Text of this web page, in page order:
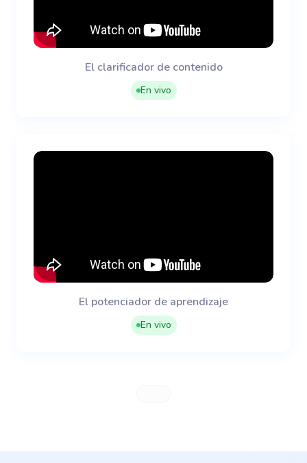
El clarificador de contenido
En vivo
El potenciador de aprendizaje
En vivo